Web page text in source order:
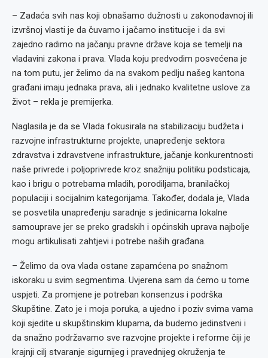
– Zadaća svih nas koji obnašamo dužnosti u zakonodavnoj ili
izvršnoj vlasti je da čuvamo i jačamo institucije i da svi
zajedno radimo na jačanju pravne države koja se temelji na
vladavini zakona i prava. Vlada koju predvodim posvećena je
na tom putu, jer želimo da na svakom pedlju našeg kantona
građani imaju jednaka prava, ali i jednako kvalitetne uslove za
život – rekla je premijerka.
Naglasila je da se Vlada fokusirala na stabilizaciju budžeta i
razvojne infrastrukturne projekte, unapređenje sektora
zdravstva i zdravstvene infrastrukture, jačanje konkurentnosti
naše privrede i poljoprivrede kroz snažniju politiku podsticaja,
kao i brigu o potrebama mladih, porodiljama, branilačkoj
populaciji i socijalnim kategorijama. Također, dodala je, Vlada
se posvetila unapređenju saradnje s jedinicama lokalne
samouprave jer se preko gradskih i općinskih uprava najbolje
mogu artikulisati zahtjevi i potrebe naših građana.
– Želimo da ova vlada ostane zapamćena po snažnom
iskoraku u svim segmentima. Uvjerena sam da ćemo u tome
uspjeti. Za promjene je potreban konsenzus i podrška
Skupštine. Zato je i moja poruka, a ujedno i poziv svima vama
koji sjedite u skupštinskim klupama, da budemo jedinstveni i
da snažno podržavamo sve razvojne projekte i reforme čiji je
krajnji cilj stvaranje sigurnijeg i pravednijeg okruženja te